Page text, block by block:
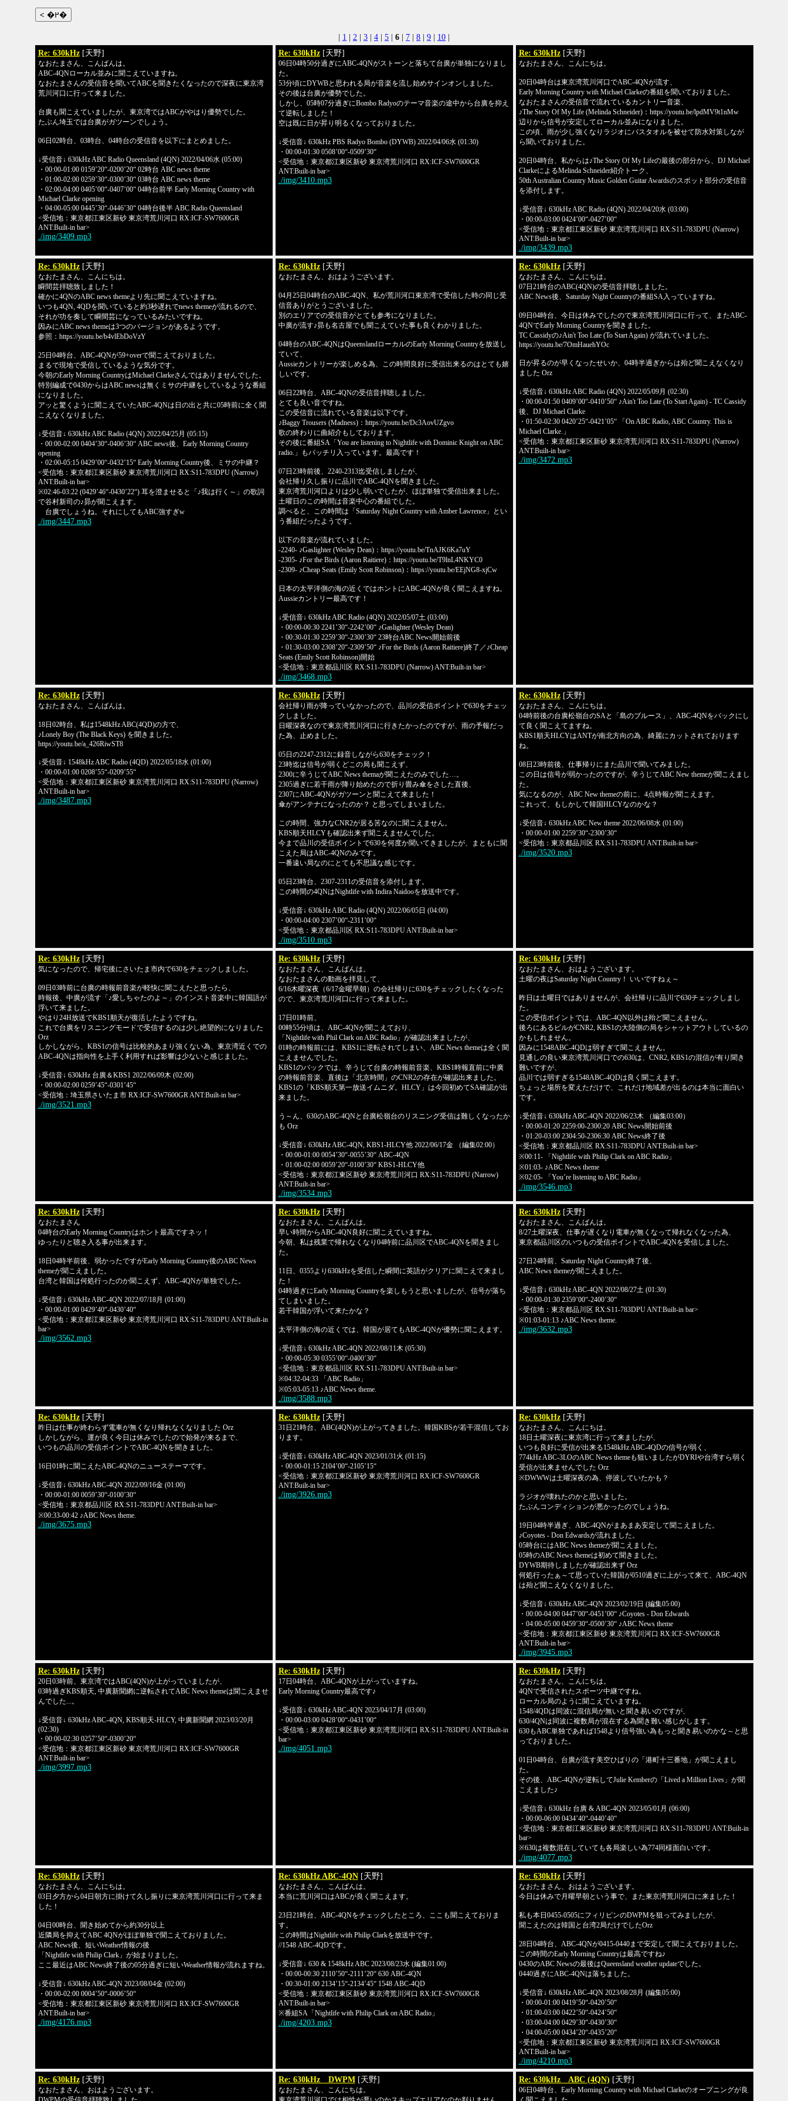
1 2 3 4 5 6 7 8 9 10
Re: 630kHz [天野]
なおたまさん、こんばんは。
ABC-4QNローカル並みに聞こえていますね。
なおたまさんの受信音を聞いてABCを聞きたくなったので深夜に東京湾
荒川河口に行って来ました。
台廣も聞こえていましたが、東京湾ではABCがやはり優勢でした。
たぶん埼玉では台廣がガツーンでしょう。
06日02時台、03時台、04時台の受信音を以下にまとめました。
↓受信音↓ 630kHz ABC Radio Queensland (4QN) 2022/04/06水 (05:00)
・00:00-01:00 0159’20“-0200’20“ 02時台 ABC news theme
・01:00-02:00 0259’30“-0300’30“ 03時台 ABC news theme
・02:00-04:00 0405’00“-0407’00“ 04時台前半 Early Morning Country with
Michael Clarke opening
・04:00-05:00 0445’30“-0446’30“ 04時台後半 ABC Radio Queensland
<受信地：東京都江東区新砂 東京湾荒川河口 RX:ICF-SW7600GR
ANT:Built-in bar>
./img/3409.mp3
Re: 630kHz [天野]
06日04時50分過ぎにABC-4QNがストーンと落ちて台廣が単独になりまし
た。
53分頃にDYWBと思われる局が音楽を流し始めサインオンしました。
その後は台廣が優勢でした。
しかし、05時07分過ぎにBombo Radyoのテーマ音楽の途中から台廣を抑え
て逆転しました！
空は既に日が昇り明るくなっておりました。
↓受信音↓ 630kHz PBS Radyo Bombo (DYWB) 2022/04/06水 (01:30)
・00:00-01:30 0508’00“-0509’30“
<受信地：東京都江東区新砂 東京湾荒川河口 RX:ICF-SW7600GR
ANT:Built-in bar>
./img/3410.mp3
Re: 630kHz [天野]
なおたまさん、こんにちは。
20日04時台は東京湾荒川河口でABC-4QNが流す、
Early Morning Country with Michael Clarkeの番組を聞いておりました。
なおたまさんの受信音で流れているカントリー音楽、
♪The Story Of My Life (Melinda Schneider)：https://youtu.be/lpdMV9t1nMw
辺りから信号が安定してローカル並みになりました。
この頃、雨が少し強くなりラジオにバスタオルを被せて防水対策しなが
ら聞いておりました。
20日04時台、私からは♪The Story Of My Lifeの最後の部分から、DJ Michael
ClarkeによるMelinda Schneider紹介トーク、
50th Australian Country Music Golden Guitar Awardsのスポット部分の受信音
を添付します。
↓受信音↓ 630kHz ABC Radio (4QN) 2022/04/20水 (03:00)
・00:00-03:00 0424’00“-0427’00“
<受信地：東京都江東区新砂 東京湾荒川河口 RX:S11-783DPU (Narrow)
ANT:Built-in bar>
./img/3439.mp3
Re: 630kHz [天野]
なおたまさん、こんにちは。
瞬間芸拝聴致しました！
確かに4QNのABC news themeより先に聞こえていますね。
いつも4QN, 4QDを聞いていると約3秒遅れでnews themeが流れるので、
それが功を奏して瞬間芸になっているみたいですね。
因みにABC news themeは3つのバージョンがあるようです。
参照：https://youtu.be/b4vlEbDoVzY
25日04時台、ABC-4QNが59+overで聞こえておりました。
まるで現地で受信しているような気分です。
今朝のEarly Morning CountryはMichael Clarkeさんではありませんでした。
特別編成で0430からはABC newsは無くミサの中継をしているような番組
になりました。
アッと驚くように聞こえていたABC-4QNは日の出と共に05時前に全く聞
こえなくなりました。
↓受信音↓ 630kHz ABC Radio (4QN) 2022/04/25月 (05:15)
・00:00-02:00 0404’30“-0406’30“ ABC news後、Early Morning Country
opening
・02:00-05:15 0429’00“-0432’15“ Early Morning Country後、ミサの中継？
<受信地：東京都江東区新砂 東京湾荒川河口 RX:S11-783DPU (Narrow)
ANT:Built-in bar>
※02:46-03:22 (0429’46“-0430’22“) 耳を澄ませると「♪我は行く～」の歌詞
で谷村新司の♪昴が聞こえます。
台廣でしょうね。それにしてもABC強すぎw
./img/3447.mp3
Re: 630kHz [天野]
なおたまさん、おはようございます。
04月25日04時台のABC-4QN、私が荒川河口東京湾で受信した時の同じ受
信音ありがとうございました。
別のエリアでの受信音がとても参考になりました。
中廣が流す♪昴も名古屋でも聞こえていた事も良くわかりました。
04時台のABC-4QNはQueenslandローカルのEarly Morning Countryを放送し
ていて、
Aussieカントリーが楽しめる為、この時間良好に受信出来るのはとても嬉
しいです。
06日22時台、ABC-4QNの受信音拝聴しました。
とても良い音ですね。
この受信音に流れている音楽は以下です。
♪Baggy Trousers (Madness)：https://youtu.be/Dc3AovUZgvo
歌の終わりに曲紹介もしております。
その後に番組SA「You are listening to Nightlife with Dominic Knight on ABC
radio.」もバッチリ入っています。最高です！
07日23時前後、2240-2313迄受信しましたが、
会社帰り久し振りに品川でABC-4QNを聞きました。
東京湾荒川河口よりは少し弱いでしたが、ほぼ単独で受信出来ました。
土曜日のこの時間は音楽中心の番組でした。
調べると、この時間は「Saturday Night Country with Amber Lawrence」とい
う番組だったようです。
以下の音楽が流れていました。
-2240- ♪Gaslighter (Wesley Dean)：https://youtu.be/TnAJK6Ka7uY
-2305- ♪For the Birds (Aaron Raitiere)：https://youtu.be/T9lnL4NKYC0
-2309- ♪Cheap Seats (Emily Scott Robinson)：https://youtu.be/EEjNG8-xjCw
日本の太平洋側の海の近くではホントにABC-4QNが良く聞こえますね。
Aussieカントリー最高です！
↓受信音↓ 630kHz ABC Radio (4QN) 2022/05/07土 (03:00)
・00:00-00:30 2241’30“-2242’00“ ♪Gaslighter (Wesley Dean)
・00:30-01:30 2259’30“-2300’30“ 23時台ABC News開始前後
・01:30-03:00 2308’20“-2309’50“ ♪For the Birds (Aaron Raitiere)終了／♪Cheap
Seats (Emily Scott Robinson)開始
<受信地：東京都品川区 RX:S11-783DPU (Narrow) ANT:Built-in bar>
./img/3468.mp3
Re: 630kHz [天野]
なおたまさん、こんにちは。
07日21時台のABC(4QN)の受信音拝聴しました。
ABC News後、Saturday Night Countryの番組SA入っていますね。
09日04時台、今日は休みでしたので東京湾荒川河口に行って、またABC-
4QNでEarly Morning Countryを聞きました。
TC Cassidyの♪Ain't Too Late (To Start Again) が流れていました。
https://youtu.be/7OmHauehYOc
日が昇るのが早くなったせいか、04時半過ぎからは殆ど聞こえなくなり
ました Orz
↓受信音↓ 630kHz ABC Radio (4QN) 2022/05/09月 (02:30)
・00:00-01:50 0409’00“-0410’50“ ♪Ain't Too Late (To Start Again) - TC Cassidy
後、DJ Michael Clarke
・01:50-02:30 0420’25“-0421’05“ 「On ABC Radio, ABC Country. This is
Michael Clarke.」
<受信地：東京都江東区新砂 東京湾荒川河口 RX:S11-783DPU (Narrow)
ANT:Built-in bar>
./img/3472.mp3
Re: 630kHz [天野]
なおたまさん、こんばんは。
18日02時台、私は1548kHz ABC(4QD)の方で、
♪Lonely Boy (The Black Keys) を聞きました。
https://youtu.be/a_426RiwST8
↓受信音↓ 1548kHz ABC Radio (4QD) 2022/05/18水 (01:00)
・00:00-01:00 0208’55“-0209’55“
<受信地：東京都江東区新砂 東京湾荒川河口 RX:S11-783DPU (Narrow)
ANT:Built-in bar>
./img/3487.mp3
Re: 630kHz [天野]
会社帰り雨が降っていなかったので、品川の受信ポイントで630をチェッ
クしました。
日曜深夜なので東京湾荒川河口に行きたかったのですが、雨の予報だっ
た為、止めました。
05日の2247-2312に録音しながら630をチェック！
23時迄は信号が弱くどこの局も聞こえず、
2300に辛うじてABC News themaが聞こえたのみでした…。
2305過ぎに若干雨が降り始めたので折り畳み傘をさした直後、
2307にABC-4QNがガツーンと聞こえて来ました！
傘がアンテナになったのか？ と思ってしまいました。
この時間、強力なCNR2が居る筈なのに聞こえません。
KBS順天HLCYも確認出来ず聞こえませんでした。
今まで品川の受信ポイントで630を何度か聞いてきましたが、まともに聞
こえた局はABC-4QNのみです。
一番遠い局なのにとても不思議な感じです。
05日23時台、2307-2311の受信音を添付します。
この時間の4QNはNightlife with Indira Naidooを放送中です。
↓受信音↓ 630kHz ABC Radio (4QN) 2022/06/05日 (04:00)
・00:00-04:00 2307’00“-2311’00“
<受信地：東京都品川区 RX:S11-783DPU ANT:Built-in bar>
./img/3510.mp3
Re: 630kHz [天野]
なおたまさん、こんにちは。
04時前後の台廣松嶺台のSAと「島のブルース」、ABC-4QNをバックにし
て良く聞こえてますね。
KBS1順天HLCYはANTが南北方向の為、綺麗にカットされております
ね。
08日23時前後、仕事帰りにまた品川で聞いてみました。
この日は信号が弱かったのですが、辛うじてABC New themeが聞こえまし
た。
気になるのが、ABC New themeの前に、4点時報が聞こえます。
これって、もしかして韓国HLCYなのかな？
↓受信音↓ 630kHz ABC New theme 2022/06/08水 (01:00)
・00:00-01:00 2259’30“-2300’30“
<受信地：東京都品川区 RX:S11-783DPU ANT:Built-in bar>
./img/3520.mp3
Re: 630kHz [天野]
気になったので、帰宅後にさいたま市内で630をチェックしました。
09日03時前に台廣の時報前音楽が軽快に聞こえたと思ったら、
時報後、中廣が流す「♪愛しちゃたのよ～」のインスト音楽中に韓国語が
浮いて来ました。
やはり24H放送でKBS1順天が復活したようですね。
これで台廣をリスニングモードで受信するのは少し絶望的になりました
Orz
しかしながら、KBS1の信号は比較的あまり強くない為、東京湾近くでの
ABC-4QNは指向性を上手く利用すれば影響は少ないと感じました。
↓受信音↓ 630kHz 台廣＆KBS1 2022/06/09木 (02:00)
・00:00-02:00 0259’45“-0301’45“
<受信地：埼玉県さいたま市 RX:ICF-SW7600GR ANT:Built-in bar>
./img/3521.mp3
Re: 630kHz [天野]
なおたまさん、こんばんは。
なおたまさんの動画を拝見して、
6/16木曜深夜（6/17金曜早朝）の会社帰りに630をチェックしたくなった
ので、東京湾荒川河口に行って来ました。
17日01時前、
00時55分頃は、ABC-4QNが聞こえており、
「Nightlife with Phil Clark on ABC Radio」が確認出来ましたが、
01時の時報前には、KBS1に逆転されてしまい、ABC News themeは全く聞
こえませんでした。
KBS1のバックでは、辛うじて台廣の時報前音楽、KBS1時報直前に中廣
の時報前音楽、直後は「北京時間」のCNR2の存在が確認出来ました。
KBS1の「KBS順天第一放送イムニダ。HLCY」は今回初めてSA確認が出
来ました。
う～ん、630のABC-4QNと台廣松嶺台のリスニング受信は難しくなったか
も Orz
↓受信音↓ 630kHz ABC-4QN, KBS1-HLCY他 2022/06/17金 （編集02:00）
・00:00-01:00 0054’30“-0055’30“ ABC-4QN
・01:00-02:00 0059’20“-0100’30“ KBS1-HLCY他
<受信地：東京都江東区新砂 東京湾荒川河口 RX:S11-783DPU (Narrow)
ANT:Built-in bar>
./img/3534.mp3
Re: 630kHz [天野]
なおたまさん、おはようございます。
土曜の夜はSaturday Night Country！ いいですねぇ～
昨日は土曜日ではありませんが、会社帰りに品川で630チェックしまし
た。
この受信ポイントでは、ABC-4QN以外は殆ど聞こえません。
後ろにあるビルがCNR2, KBS1の大陸側の局をシャットアウトしているの
かもしれません。
因みに1548ABC-4QDは弱すぎて聞こえません。
見通しの良い東京湾荒川河口での630は、CNR2, KBS1の混信が有り聞き
難いですが、
品川では弱すぎる1548ABC-4QDは良く聞こえます。
ちょっと場所を変えただけで、これだけ地域差が出るのは本当に面白い
です。
↓受信音↓ 630kHz ABC-4QN 2022/06/23木 （編集03:00）
・00:00-01:20 2259:00-2300:20 ABC News開始前後
・01:20-03:00 2304:50-2306:30 ABC News終了後
<受信地：東京都品川区 RX:S11-783DPU ANT:Built-in bar>
※00:11- 「Nightlife with Philip Clark on ABC Radio」
※01:03- ♪ABC News theme
※02:05- 「You’re listening to ABC Radio」
./img/3546.mp3
Re: 630kHz [天野]
なおたまさん
04時台のEarly Morning Countryはホント最高ですネッ！
ゆったりと聴き入る事が出来ます。
18日04時半前後、弱かったですがEarly Morning Country後のABC News
themeが聞こえました。
台湾と韓国は何処行ったのか聞こえず、ABC-4QNが単独でした。
↓受信音↓ 630kHz ABC-4QN 2022/07/18月 (01:00)
・00:00-01:00 0429’40“-0430’40“
<受信地：東京都江東区新砂 東京湾荒川河口 RX:S11-783DPU ANT:Built-in
bar>
./img/3562.mp3
Re: 630kHz [天野]
なおたまさん、こんばんは。
早い時間からABC-4QN良好に聞こえていますね。
今朝、私は残業で帰れなくなり04時前に品川区でABC-4QNを聞きまし
た。
11日、0355より630kHzを受信した瞬間に英語がクリアに聞こえて来まし
た！
04時過ぎにEarly Morning Countryを楽しもうと思いましたが、信号が落ち
てしまいました。
若干韓国が浮いて来たかな？
太平洋側の海の近くでは、韓国が居てもABC-4QNが優勢に聞こえます。
↓受信音↓ 630kHz ABC-4QN 2022/08/11木 (05:30)
・00:00-05:30 0355’00“-0400’30“
<受信地：東京都品川区 RX:S11-783DPU ANT:Built-in bar>
※04:32-04:33 「ABC Radio」
※05:03-05:13 ♪ABC News theme.
./img/3588.mp3
Re: 630kHz [天野]
なおたまさん、こんばんは。
8/27土曜深夜、仕事が遅くなり電車が無くなって帰れなくなった為、
東京都品川区のいつもの受信ポイントでABC-4QNを受信しました。
27日24時前、Saturday Night Country終了後、
ABC News themeが聞こえました。
↓受信音↓ 630kHz ABC-4QN 2022/08/27土 (01:30)
・00:00-01:30 2359’00“-2400’30“
<受信地：東京都品川区 RX:S11-783DPU ANT:Built-in bar>
※01:03-01:13 ♪ABC News theme.
./img/3632.mp3
Re: 630kHz [天野]
昨日は仕事が終わらず電車が無くなり帰れなくなりました Orz
しかしながら、運が良く今日は休みでしたので始発が来るまで、
いつもの品川の受信ポイントでABC-4QNを聞きました。
16日01時に聞こえたABC-4QNのニューステーマです。
↓受信音↓ 630kHz ABC-4QN 2022/09/16金 (01:00)
・00:00-01:00 0059’30“-0100’30“
<受信地：東京都品川区 RX:S11-783DPU ANT:Built-in bar>
※00:33-00:42 ♪ABC News theme.
./img/3675.mp3
Re: 630kHz [天野]
31日21時台、ABC(4QN)が上がってきました。韓国KBSが若干混信してお
ります。
↓受信音↓ 630kHz ABC-4QN 2023/01/31火 (01:15)
・00:00-01:15 2104’00“-2105’15“
<受信地：東京都江東区新砂 東京湾荒川河口 RX:ICF-SW7600GR
ANT:Built-in bar>
./img/3926.mp3
Re: 630kHz [天野]
なおたまさん、こんにちは。
18日土曜深夜に東京湾に行って来ましたが、
いつも良好に受信が出来る1548kHz ABC-4QDの信号が弱く、
774kHz ABC-3LOのABC News themeも狙いましたがDYRIや台湾すら弱く
受信が出来ませんでした Orz
※DWWWは土曜深夜の為、停波していたかも？
ラジオが壊れたのかと思いました。
たぶんコンディションが悪かったのでしょうね。
19日04時半過ぎ、ABC-4QNがまあまあ安定して聞こえました。
♪Coyotes - Don Edwardsが流れました。
05時台にはABC News themeが聞こえました。
05時のABC News themeは初めて聞きました。
DYWB期待しましたが確認出来ず Orz
何処行ったぁ～て思っていた韓国が0510過ぎに上がって来て、ABC-4QN
は殆ど聞こえなくなりました。
↓受信音↓ 630kHz ABC-4QN 2023/02/19日 (編集05:00)
・00:00-04:00 0447’00“-0451’00“ ♪Coyotes - Don Edwards
・04:00-05:00 0459’30“-0500’30“ ♪ABC News theme
<受信地：東京都江東区新砂 東京湾荒川河口 RX:ICF-SW7600GR
ANT:Built-in bar>
./img/3945.mp3
Re: 630kHz [天野]
20日03時前、東京湾ではABC(4QN)が上がっていましたが、
03時過ぎKBS順天, 中廣新聞網に逆転されてABC News themeは聞こえませ
んでした...。
↓受信音↓ 630kHz ABC-4QN, KBS順天-HLCY, 中廣新聞網 2023/03/20月
(02:30)
・00:00-02:30 0257’50“-0300’20“
<受信地：東京都江東区新砂 東京湾荒川河口 RX:ICF-SW7600GR
ANT:Built-in bar>
./img/3997.mp3
Re: 630kHz [天野]
17日04時台、ABC-4QNが上がっていますね。
Early Morning Country最高です♪
↓受信音↓ 630kHz ABC-4QN 2023/04/17月 (03:00)
・00:00-03:00 0428’00“-0431’00“
<受信地：東京都江東区新砂 東京湾荒川河口 RX:S11-783DPU ANT:Built-in
bar>
./img/4051.mp3
Re: 630kHz [天野]
なおたまさん、こんにちは。
4QNで受信されたスポーツ中継ですね。
ローカル局のように聞こえていますね。
1548/4QDは同波に混信局が無いと聞き易いのですが、
630/4QNは同波に複数局が混在する為聞き難い感じがします。
630もABC単独であれば1548より信号強い為もっと聞き易いのかな～と思
っておりました。
01日04時台、台廣が流す美空ひばりの「港町十三番地」が聞こえまし
た。
その後、ABC-4QNが逆転してJulie Kemberの「Lived a Million Lives」が聞
こえました♪
↓受信音↓ 630kHz 台廣 & ABC-4QN 2023/05/01月 (06:00)
・00:00-06:00 0434’40“-0440’40“
<受信地：東京都江東区新砂 東京湾荒川河口 RX:S11-783DPU ANT:Built-in
bar>
※630は複数混在していても各局楽しい為774同様面白いです。
./img/4077.mp3
Re: 630kHz [天野]
なおたまさん、こんにちは。
03日夕方から04日朝方に掛けて久し振りに東京湾荒川河口に行って来ま
した！
04日00時台、聞き始めてから約30分以上
近隣局を抑えてABC 4QNがほぼ単独で聞こえておりました。
ABC News後、短いWeather情報の後
「Nightlife with Philip Clark」が始まりました。
ここ最近はABC News終了後の05分過ぎに短いWeather情報が流れますね。
↓受信音↓ 630kHz ABC-4QN 2023/08/04金 (02:00)
・00:00-02:00 0004’50“-0006’50“
<受信地：東京都江東区新砂 東京湾荒川河口 RX:ICF-SW7600GR
ANT:Built-in bar>
./img/4176.mp3
Re: 630kHz ABC-4QN [天野]
なおたまさん、こんばんは。
本当に荒川河口はABCが良く聞こえます。
23日21時台、ABC-4QNをチェックしたところ、ここも聞こえておりま
す。
この時間はNightlife with Philip Clarkを放送中です。
//1548 ABC-4QDです。
↓受信音↓ 630 & 1548kHz ABC 2023/08/23水 (編集01:00)
・00:00-00:30 2110’50“-2111’20“ 630 ABC-4QN
・00:30-01:00 2134’15“-2134’45“ 1548 ABC-4QD
<受信地：東京都江東区新砂 東京湾荒川河口 RX:ICF-SW7600GR
ANT:Built-in bar>
※番組SA「Nightlife with Philip Clark on ABC Radio」
./img/4203.mp3
Re: 630kHz [天野]
なおたまさん、おはようございます。
今日は休みで月曜早朝という事で、また東京湾荒川河口に来ました！
私も本日0455-0505にフィリピンのDWPMを狙ってみましたが、
聞こえたのは韓国と台湾2局だけでしたOrz
28日04時台、ABC-4QNが0415-0440まで安定して聞こえておりました。
この時間のEarly Morning Countryは最高ですね♪
0430のABC Newsの最後はQueensland weather updateでした。
0440過ぎにABC-4QNは落ちました。
↓受信音↓ 630kHz ABC-4QN 2023/08/28月 (編集05:00)
・00:00-01:00 0419’50“-0420’50“
・01:00-03:00 0422’50“-0424’50“
・03:00-04:00 0429’30“-0430’30“
・04:00-05:00 0434’20“-0435’20“
<受信地：東京都江東区新砂 東京湾荒川河口 RX:ICF-SW7600GR
ANT:Built-in bar>
./img/4210.mp3
Re: 630kHz [天野]
なおたまさん、おはようございます。
Re: 630kHz DWPM [天野]
なおたまさん、こんにちは。
Re: 630kHz ABC (4QN) [天野]
06日04時台、Early Morning Country with Michael Clarkeのオープニングが良